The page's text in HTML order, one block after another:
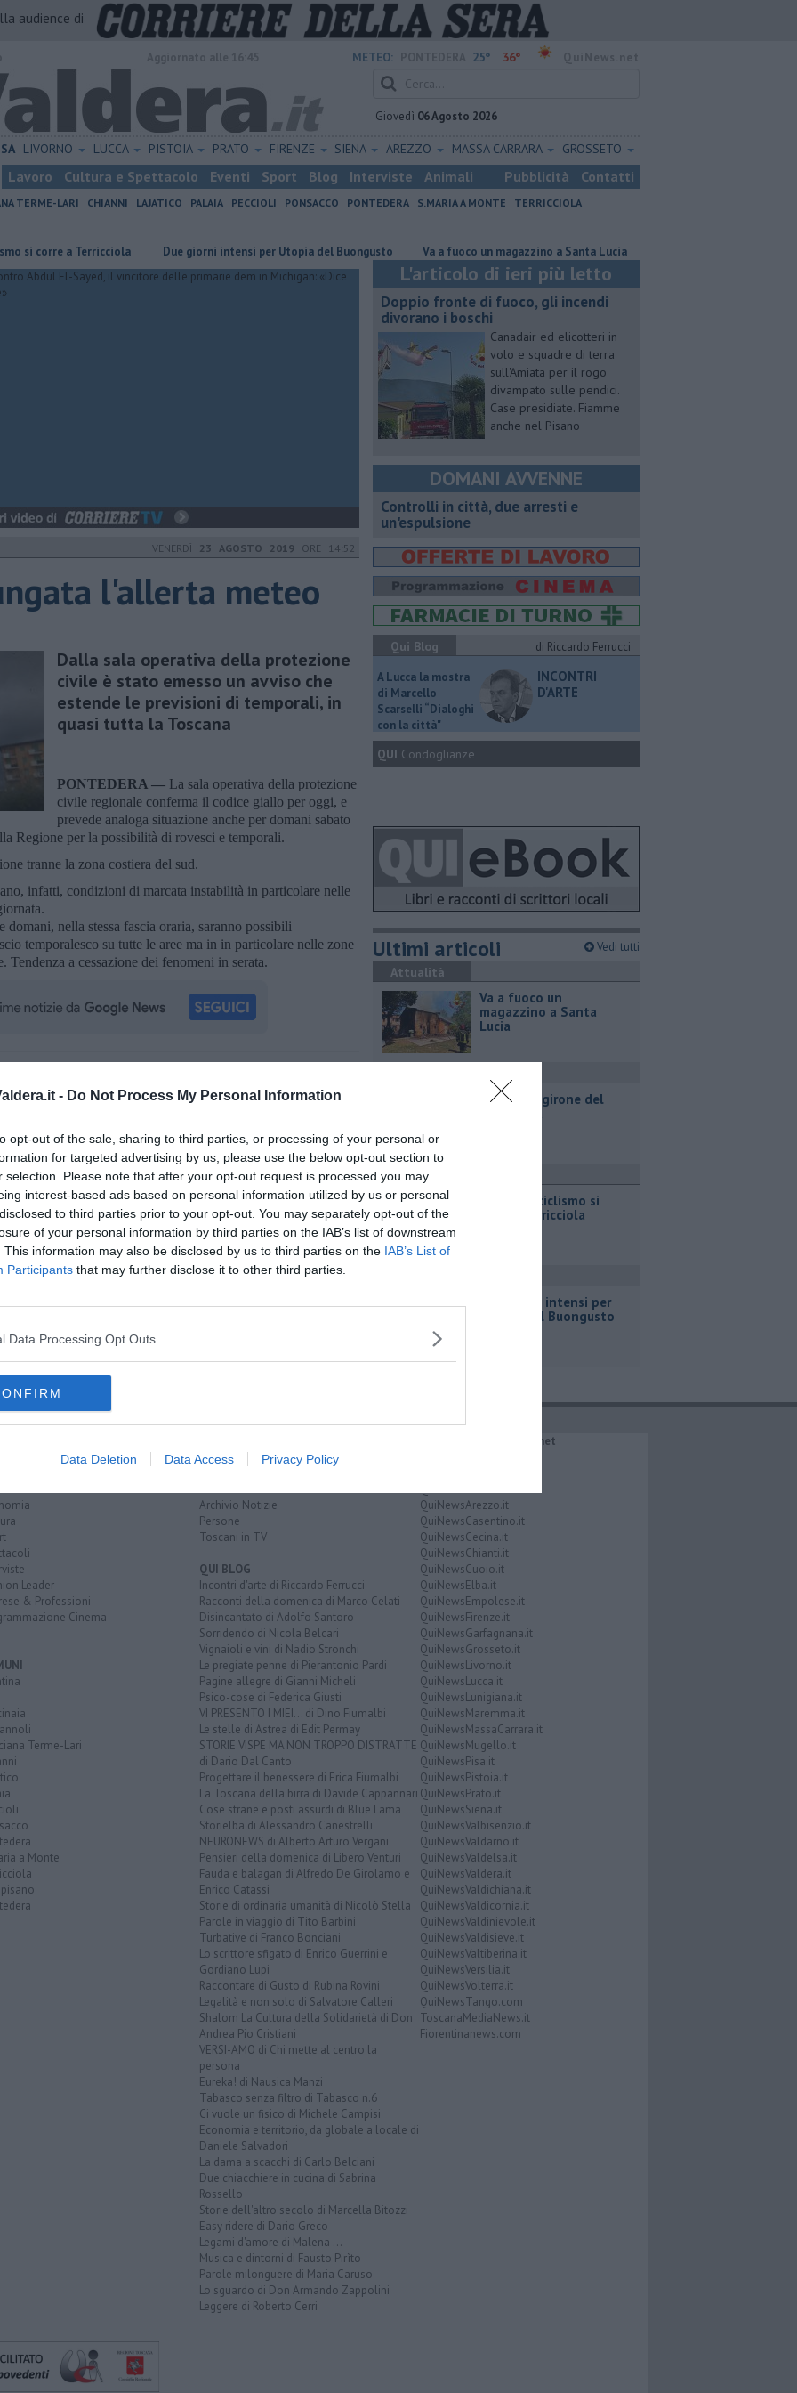
- Do Not Process My Personal Information
opt-out of the sale, sharing to third parties, or processing of your personal or
for targeted advertising by us, please use the below opt-out section to
selection. Please note that after your opt-out request is processed you may
interest-based ads based on personal information utilized by us or personal
to third parties prior to your opt-out. You may separately opt-out of the
of your personal information by third parties on the IAB’s list of downstream
This information may also be disclosed by us to third parties on the IAB’s List of
Participants that may further disclose it to other third parties.
Data Processing Opt Outs
Data Deletion Data Access Privacy Policy
audience di
METEO: 25° 36°
Giovedì 06 Agosto 2026
LIVORNO LUCCA PISTOIA PRATO FIRENZE SIENA AREZZO MASSA CARRARA GROSSETO
Lavoro Cultura e Spettacolo Eventi Sport Blog Interviste Animali Pubblicità Contatti
TERME-LARI CHIANNI LAJATICO PALAIA PECCIOLI PONSACCO PONTEDERA S.MARIA A MONTE
TERRICCIOLA
a Terricciola Due giorni intensi per Utopia del Buongusto Va a fuoco un magazzino a Santa Lucia Svelato il girone del Pontedera
VENERDÌ 23 AGOSTO 2019 ORE 14:52
l'allerta meteo
Dalla sala operativa della protezione
civile è stato emesso un avviso che
estende le previsioni di temporali, in
quasi tutta la Toscana
PONTEDERA — La sala operativa della protezione
civile regionale conferma il codice giallo per oggi, e
prevede analoga situazione anche per domani sabato
Regione per la possibilità di rovesci e temporali.
tranne la zona costiera del sud.
infatti, condizioni di marcata instabilità in particolare nelle
nella stessa fascia oraria, saranno possibili
temporalesco su tutte le aree ma in in particolare nelle zone
a cessazione dei fenomeni in serata.
iscriviti alla
nella tua casella di posta.
precipitazioni vento grandine
L'articolo di ieri più letto
Doppio fronte di fuoco, gli incendi
divorano i boschi
Canadair ed elicotteri in
volo e squadre di terra
sull'Amiata per il rogo
divampato sulle pendici.
Case presidiate. Fiamme
anche nel Pisano
DOMANI AVVENNE
Controlli in città, due arresti e
un'espulsione
Qui Blog
di Riccardo Ferrucci
A Lucca la mostra
di Marcello
Scarselli “Dialoghi
con la città"
INCONTRI
D'ARTE
QUI Condoglianze
Ultimi articoli Vedi tutti
Attualità
Va a fuoco un
magazzino a Santa
Lucia
Svelato il girone del
Sport
Il grande ciclismo si
corre a Terricciola
Due giorni intensi per
Utopia del Buongusto
Leader
& Professioni
Cinema
Terme-Lari
a Monte
Le notizie di oggi
Archivio Notizie
Persone
Toscani in TV
QUI BLOG
Incontri d'arte di Riccardo Ferrucci
Racconti della domenica di Marco Celati
Disincantato di Adolfo Santoro
Sorridendo di Nicola Belcari
Vignaioli e vini di Nadio Stronchi
Le pregiate penne di Pierantonio Pardi
Pagine allegre di Gianni Micheli
Psico-cose di Federica Giusti
VI PRESENTO I MIEI... di Dino Fiumalbi
Le stelle di Astrea di Edit Permay
STORIE VISPE MA NON TROPPO DISTRATTE
di Dario Dal Canto
Progettare il benessere di Erica Fiumalbi
La Toscana della birra di Davide Cappannari
Cose strane e posti assurdi di Blue Lama
Storielba di Alessandro Canestrelli
NEURONEWS di Alberto Arturo Vergani
Pensieri della domenica di Libero Venturi
Fauda e balagan di Alfredo De Girolamo e
Enrico Catassi
Storie di ordinaria umanità di Nicolò Stella
Parole in viaggio di Tito Barbini
Turbative di Franco Bonciani
Lo scrittore sfigato di Enrico Guerrini e
Gordiano Lupi
Raccontare di Gusto di Rubina Rovini
Legalità e non solo di Salvatore Calleri
Shalom La Cultura della Solidarietà di Don
Andrea Pio Cristiani
VERSI-AMO di Chi mette al centro la
persona
Eureka! di Nausica Manzi
Tabasco senza filtro di Tabasco n.6
Ci vuole un fisico di Michele Campisi
Economia e territorio, da globale a locale di
Daniele Salvadori
La dama a scacchi di Carlo Belciani
Due chiacchiere in cucina di Sabrina
Rossello
Storie dell'altro secolo di Marcella Bitozzi
Easy ridere di Dario Greco
Legami d'amore di Malena ...
Musica e dintorni di Fausto Pirìto
Parole milonguere di Maria Caruso
Lo sguardo di Don Armando Zappolini
Leggere di Roberto Cerri
IL NETWORK QuiNews.net
QuiNewsArezzo.it
QuiNewsCasentino.it
QuiNewsCecina.it
QuiNewsChianti.it
QuiNewsCuoio.it
QuiNewsElba.it
QuiNewsEmpolese.it
QuiNewsFirenze.it
QuiNewsGarfagnana.it
QuiNewsGrosseto.it
QuiNewsLivorno.it
QuiNewsLucca.it
QuiNewsLunigiana.it
QuiNewsMaremma.it
QuiNewsMassaCarrara.it
QuiNewsMugello.it
QuiNewsPisa.it
QuiNewsPistoia.it
QuiNewsPrato.it
QuiNewsSiena.it
QuiNewsValbisenzio.it
QuiNewsValdarno.it
QuiNewsValdelsa.it
QuiNewsValdera.it
QuiNewsValdichiana.it
QuiNewsValdicornia.it
QuiNewsValdinievole.it
QuiNewsValdisieve.it
QuiNewsValtiberina.it
QuiNewsVersilia.it
QuiNewsVolterra.it
QuiNewsTango.com
ToscanaMediaNews.it
Fiorentinanews.com